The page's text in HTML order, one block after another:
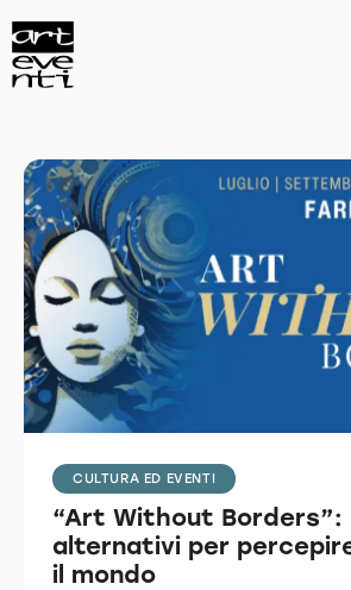
CULTURA ED EVENTI
“Art Without Borders”:
alternativi per
il mondo